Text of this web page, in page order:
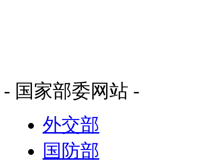
- 国家部委网站 -
外交部
国防部